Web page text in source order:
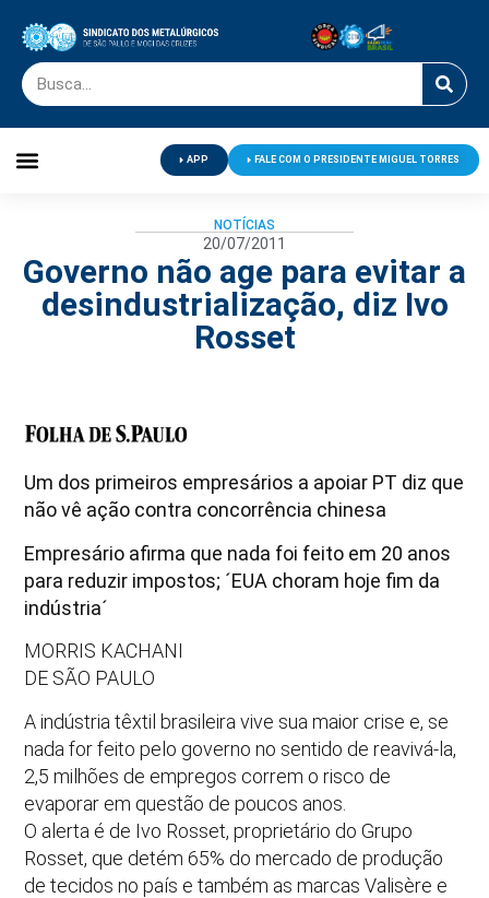
APP FALE COM O PRESIDENTE MIGUEL TORRES
NOTÍCIAS
20/07/2011
Governo não age para evitar a
desindustrialização, diz Ivo
Rosset
Um dos primeiros empresários a apoiar PT diz que
não vê ação contra concorrência chinesa
Empresário afirma que nada foi feito em 20 anos
para reduzir impostos; ´EUA choram hoje fim da
indústria´
MORRIS KACHANI
DE SÃO PAULO
A indústria têxtil brasileira vive sua maior crise e, se
nada for feito pelo governo no sentido de reavivá-la,
2,5 milhões de empregos correm o risco de
evaporar em questão de poucos anos.
O alerta é de Ivo Rosset, proprietário do Grupo
Rosset, que detém 65% do mercado de produção
de tecidos no país e também as marcas Valisère e